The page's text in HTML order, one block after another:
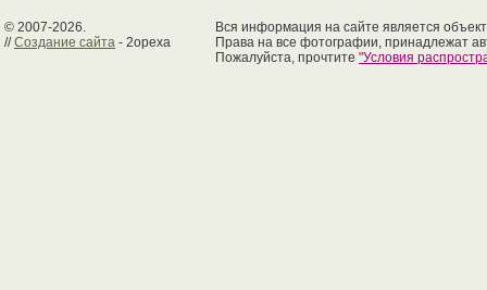
© 2007-2026.
//Создание сайта - 2opexa
Вся информация на сайте является
Права на все фотографии, принадлежат
Пожалуйста, прочтите "Условия